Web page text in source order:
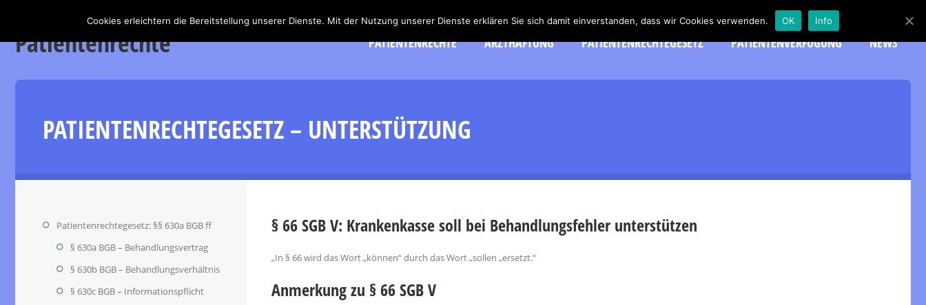
Patientenrechte PATIENTENRECHTE ARZTHAFTUNG PATIENTENRECHTEGESETZ PATIENTENVERFÜGUNG NEWS
PATIENTENRECHTEGESETZ – UNTERSTÜTZUNG
Patientenrechtegesetz: §§ 630a BGB ff
§ 630a BGB – Behandlungsvertrag
§ 630b BGB – Behandlungsverhältnis
§ 630c BGB – Informationspflicht
§ 66 SGB V: Krankenkasse soll bei Behandlungsfehler unterstützen
„In § 66 wird das Wort „können“ durch das Wort „sollen „ersetzt.“
Anmerkung zu § 66 SGB V
Cookies erleichtern die Bereitstellung unserer Dienste. Mit der Nutzung unserer Dienste erklären Sie sich damit einverstanden, dass wir Cookies verwenden. OK Info